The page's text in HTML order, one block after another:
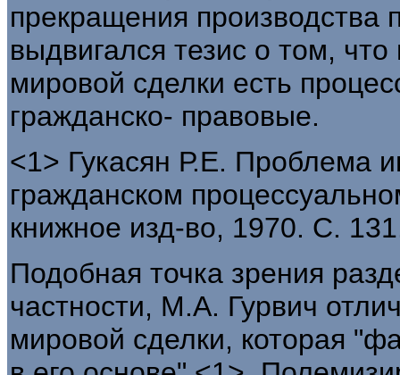
прекращения
выдвигался тезис о том,
мировой сделки есть
гражданско- правовые.
<1> Гукасян Р.Е. Проблема
гражданском
книжное изд-во, 1970. С.
Подобная точка зрения
частности, М.А. Гурвич
мировой сделки, которая